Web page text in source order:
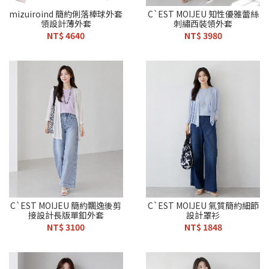
mizuiroind 簡約俐落棒球外套
領設計薄外套
NT$ 4640
C`EST MOIJEU 知性優雅蕾絲
刺繡西裝領外套
NT$ 3980
C`EST MOIJEU 簡約飄逸後剪
接設計長版單釦外套
NT$ 3100
C`EST MOIJEU 氣質簡約細節
設計罩衫
NT$ 1848